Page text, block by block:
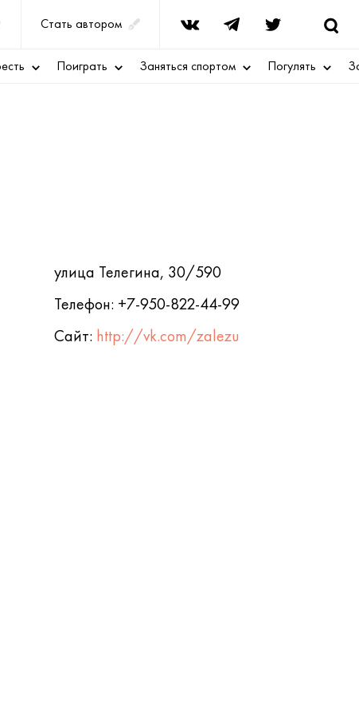
Стать автором
Поиграть Заняться спортом Погулять
улица Телегина, 30/590
Телефон: +7-950-822-44-99
Сайт: http://vk.com/zalezu